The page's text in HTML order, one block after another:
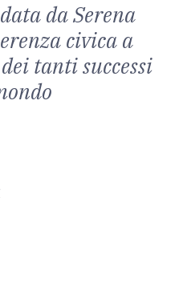
da Serena
civica a
tanti successi